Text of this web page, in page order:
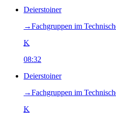
Deierstoiner
→‎Fachgruppen im
K
08:32
Deierstoiner
→‎Fachgruppen im
K